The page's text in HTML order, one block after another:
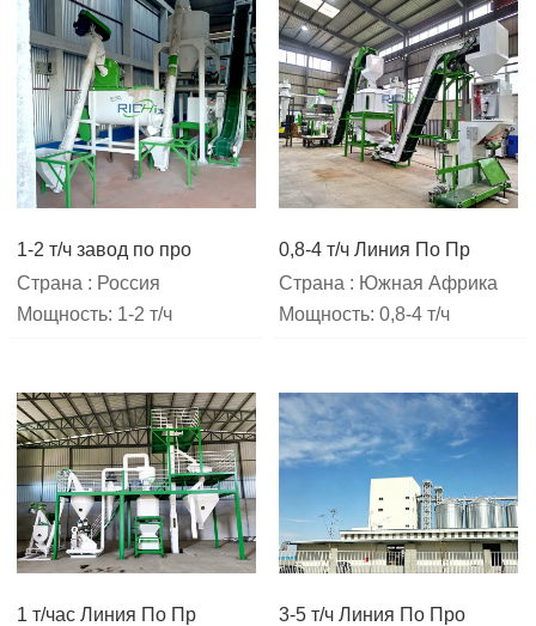
1-2 т/ч завод по про
Страна : Россия
Мощность: 1-2 т/ч
0,8-4 т/ч Линия По Пр
Страна : Южная Африка
Мощность: 0,8-4 т/ч
1 т/час Линия По Пр
3-5 т/ч Линия По Про